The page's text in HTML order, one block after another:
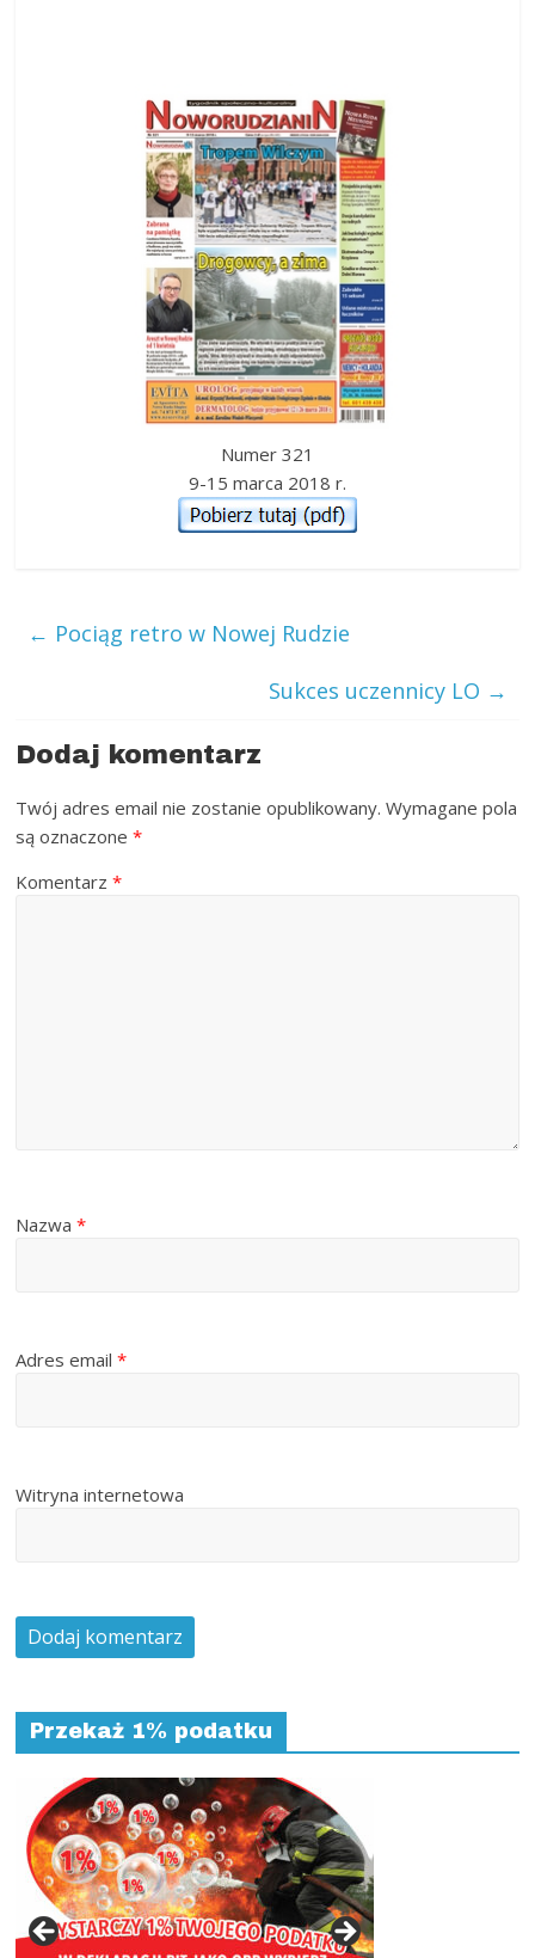
Numer 321
9-15 marca 2018 r.
← Pociąg retro w Nowej Rudzie
Sukces uczennicy LO →
Dodaj komentarz
Twój adres email nie zostanie opublikowany. Wymagane pola
są oznaczone*
Komentarz*
Nazwa*
Adres email*
Witryna internetowa
Przekaż 1% podatku